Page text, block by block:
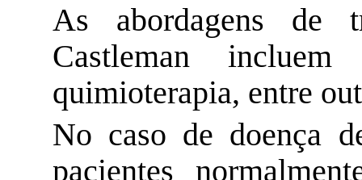
As abordagens de
Castleman incluem
quimioterapia, entre
No caso de doença
pacientes